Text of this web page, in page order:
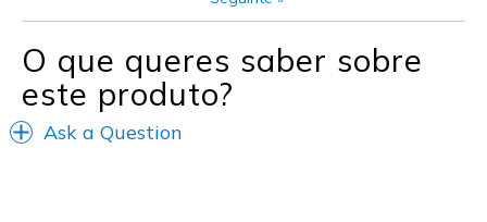
O que queres saber sobre
este produto?
Ask a Question